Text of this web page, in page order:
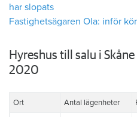
har slopats
Fastighetsägaren Ola: inför
Hyreshus till salu i
2020
Ort Antal lägenheter